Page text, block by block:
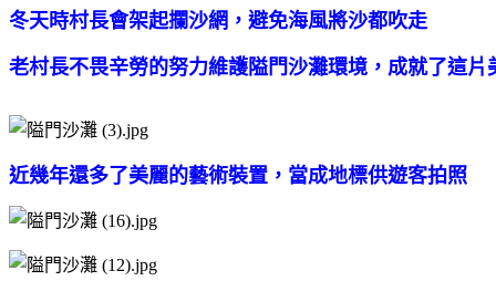
冬天時村長會架起攔沙網，避免海風將沙都吹走
老村長不畏辛勞的努力維護隘門沙灘環境，成就了這片
近幾年還多了美麗的藝術裝置，當成地標供遊客拍照